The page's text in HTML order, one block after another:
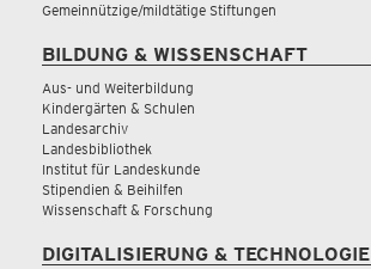
Gemeinnützige/mildtätige Stiftungen
BILDUNG & WISSENSCHAFT
Aus- und Weiterbildung
Kindergärten & Schulen
Landesarchiv
Landesbibliothek
Institut für Landeskunde
Stipendien & Beihilfen
Wissenschaft & Forschung
DIGITALISIERUNG & TECHNOLOGIE